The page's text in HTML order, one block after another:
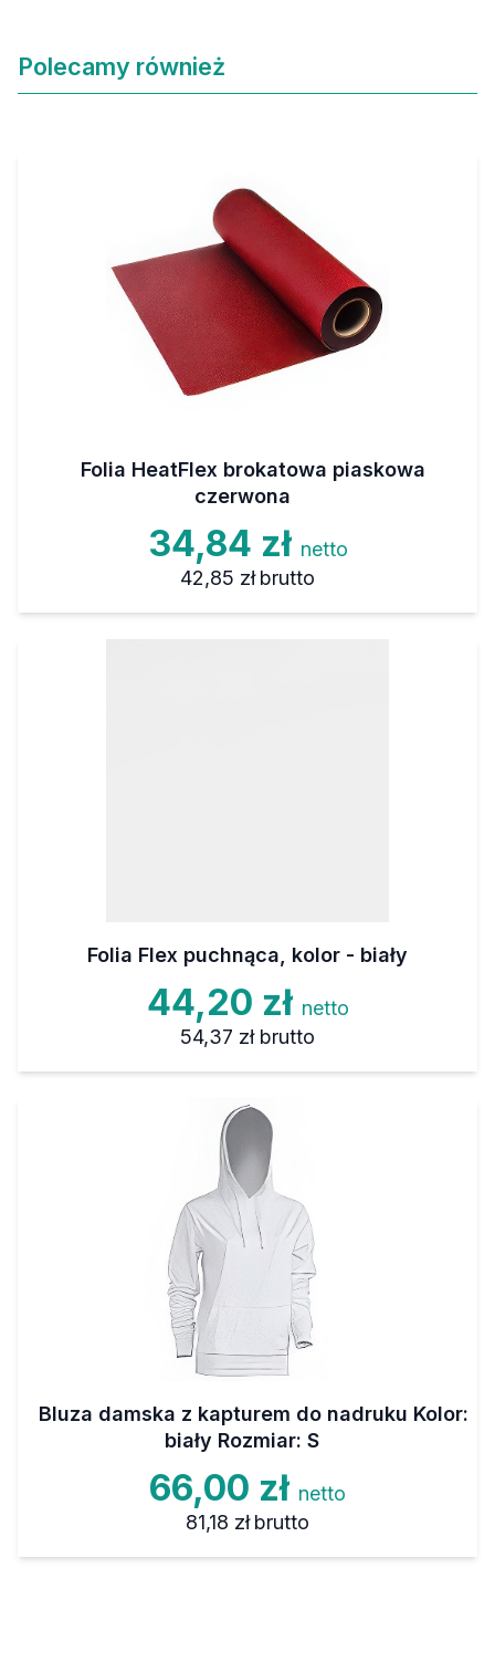
Polecamy również
Folia HeatFlex brokatowa piaskowa
czerwona
34,84 zł netto
42,85 zł brutto
Folia Flex puchnąca, kolor - biały
44,20 zł netto
54,37 zł brutto
Bluza damska z kapturem do nadruku Kolor:
biały Rozmiar: S
66,00 zł netto
81,18 zł brutto